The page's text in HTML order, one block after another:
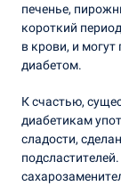
печенье,
короткий
в крови, и
диабетом.
К счастью,
диабетикам
сладости,